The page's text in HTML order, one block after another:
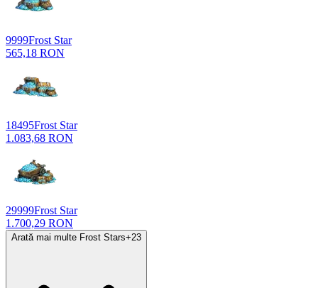
9999Frost Star
565,18 RON
18495Frost Star
1.083,68 RON
29999Frost Star
1.700,29 RON
Arată mai multe Frost Stars+23